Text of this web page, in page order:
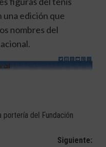
edición que
nombres del
portería del Fundación
Siguiente: